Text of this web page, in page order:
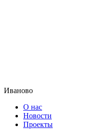
Иваново
О нас
Новости
Проекты